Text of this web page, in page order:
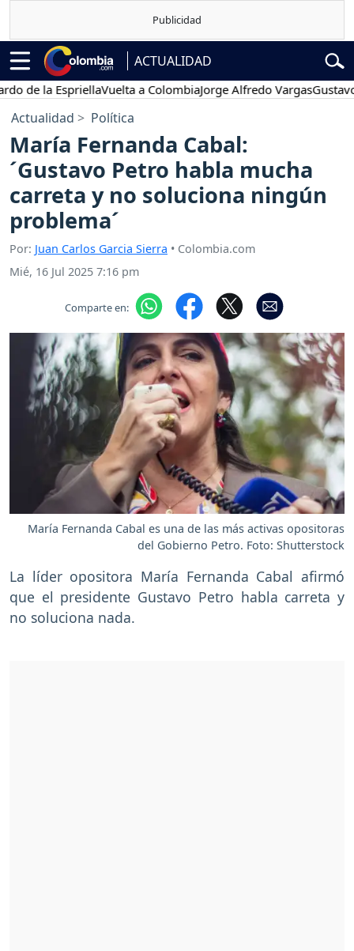
ACTUALIDAD
EspriellaVuelta a ColombiaJorge Alfredo Vargas Gustavo Petro
Actualidad Política
María Fernanda Cabal:
´Gustavo Petro habla mucha
carreta y no soluciona ningún
problema´
Por: Juan Carlos Garcia Sierra • Colombia.com
Mié, 16 Jul 2025 7:16 pm
Comparte en:
María Fernanda Cabal es una de las más activas opositoras
del Gobierno Petro. Foto: Shutterstock
La líder opositora María Fernanda Cabal afirmó
que el presidente Gustavo Petro habla carreta y
no soluciona nada.